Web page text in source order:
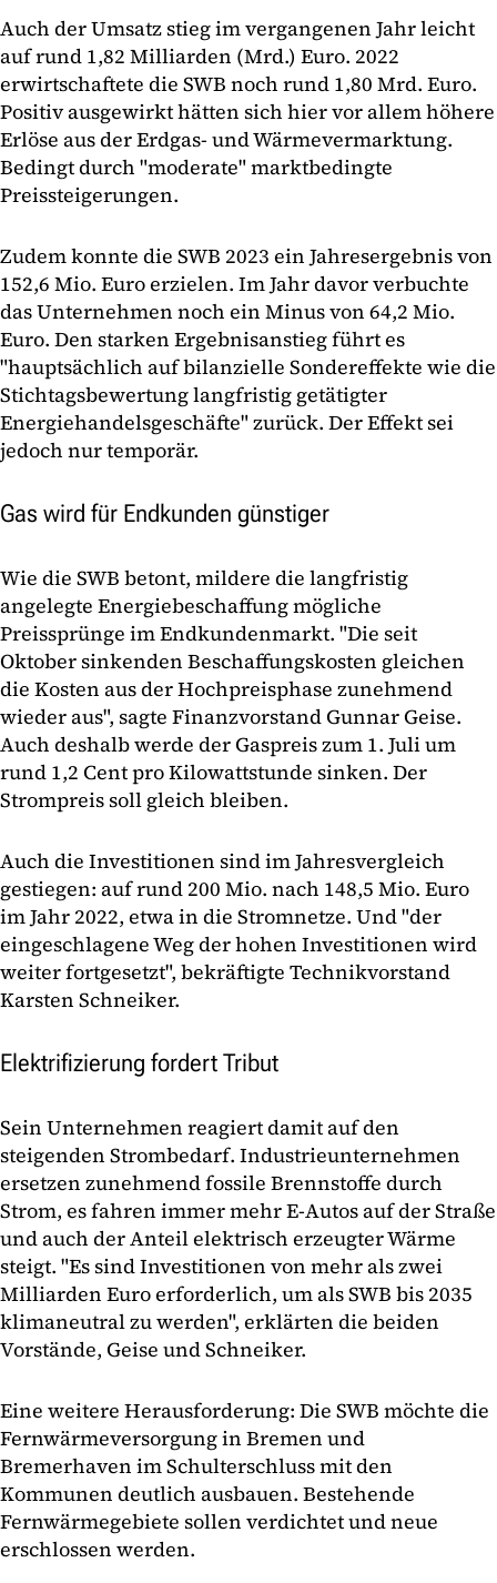
Auch der Umsatz stieg im vergangenen Jahr leicht
auf rund 1,82 Milliarden (Mrd.) Euro. 2022
erwirtschaftete die SWB noch rund 1,80 Mrd. Euro.
Positiv ausgewirkt hätten sich hier vor allem höhere
Erlöse aus der Erdgas- und Wärmevermarktung.
Bedingt durch "moderate" marktbedingte
Preissteigerungen.
Zudem konnte die SWB 2023 ein Jahresergebnis von
152,6 Mio. Euro erzielen. Im Jahr davor verbuchte
das Unternehmen noch ein Minus von 64,2 Mio.
Euro. Den starken Ergebnisanstieg führt es
"hauptsächlich auf bilanzielle Sondereffekte wie die
Stichtagsbewertung langfristig getätigter
Energiehandelsgeschäfte" zurück. Der Effekt sei
jedoch nur temporär.
Gas wird für Endkunden günstiger
Wie die SWB betont, mildere die langfristig
angelegte Energiebeschaffung mögliche
Preissprünge im Endkundenmarkt. "Die seit
Oktober sinkenden Beschaffungskosten gleichen
die Kosten aus der Hochpreisphase zunehmend
wieder aus", sagte Finanzvorstand Gunnar Geise.
Auch deshalb werde der Gaspreis zum 1. Juli um
rund 1,2 Cent pro Kilowattstunde sinken. Der
Strompreis soll gleich bleiben.
Auch die Investitionen sind im Jahresvergleich
gestiegen: auf rund 200 Mio. nach 148,5 Mio. Euro
im Jahr 2022, etwa in die Stromnetze. Und "der
eingeschlagene Weg der hohen Investitionen wird
weiter fortgesetzt", bekräftigte Technikvorstand
Karsten Schneiker.
Elektrifizierung fordert Tribut
Sein Unternehmen reagiert damit auf den
steigenden Strombedarf. Industrieunternehmen
ersetzen zunehmend fossile Brennstoffe durch
Strom, es fahren immer mehr E-Autos auf der Straße
und auch der Anteil elektrisch erzeugter Wärme
steigt. "Es sind Investitionen von mehr als zwei
Milliarden Euro erforderlich, um als SWB bis 2035
klimaneutral zu werden", erklärten die beiden
Vorstände, Geise und Schneiker.
Eine weitere Herausforderung: Die SWB möchte die
Fernwärmeversorgung in Bremen und
Bremerhaven im Schulterschluss mit den
Kommunen deutlich ausbauen. Bestehende
Fernwärmegebiete sollen verdichtet und neue
erschlossen werden.